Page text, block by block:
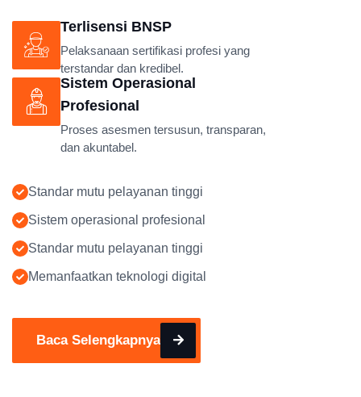
Terlisensi BNSP
Pelaksanaan sertifikasi profesi yang
terstandar dan kredibel.
Sistem Operasional
Profesional
Proses asesmen tersusun, transparan,
dan akuntabel.
Standar mutu pelayanan tinggi
Sistem operasional profesional
Standar mutu pelayanan tinggi
Memanfaatkan teknologi digital
Baca Selengkapnya